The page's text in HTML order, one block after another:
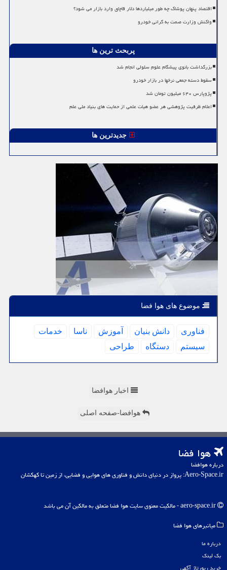
اقتصاد پنهان پوشاک چه طور میلیاردها دلار قاچاق وارد بازار می شود؟
واکنش وزارت صمت به گرانی خودرو
پربحث ترین ها
بزرگداشت بانوی پیشگام علوم سلولی انجام شد
سقوط دسته جمعی نرخها در بازار خودرو
پژوپارس ۶۴۰ میلیون تومان شد
اعلام ظرفیت پژوهشی هر عضو هیات علمی از حمایت های بنیاد ملی علم
جدیدترین ها
موضوع های هوا فضا
فناوری دانش بنیان آموزش ناسا
خدمات
سیستم
دستگاه طراحی
اخبار هوافضا
هوافضا-صفحه اصلی
هوا فضا
درباره هوافضا
Aero-Space.ir: پرواز در دنیای دانش و فناوری های هوایی و فضایی، از زمین تا کهکشان
میانبرهای هوا فضا
درباره ما
بک لینک
خرید رپورتاژ آگهی